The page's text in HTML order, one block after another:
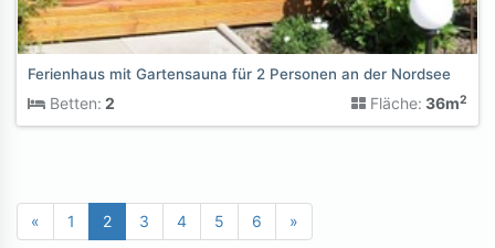
Ferienhaus mit Gartensauna für 2 Personen an der Nordsee
Betten: 2 Fläche: 36m2
« 1 2 3 4 5 6 »